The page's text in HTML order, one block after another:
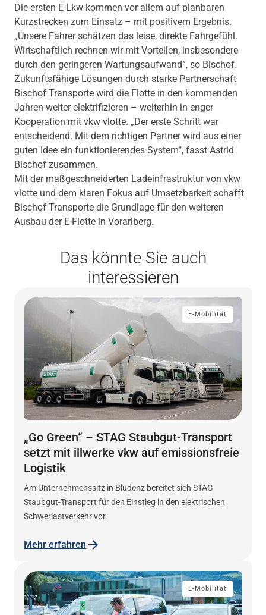
Die ersten E-Lkw kommen vor allem auf planbaren
Kurzstrecken zum Einsatz – mit positivem Ergebnis.
„Unsere Fahrer schätzen das leise, direkte Fahrgefühl.
Wirtschaftlich rechnen wir mit Vorteilen, insbesondere
durch den geringeren Wartungsaufwand“, so Bischof.
Zukunftsfähige Lösungen durch starke Partnerschaft
Bischof Transporte wird die Flotte in den kommenden
Jahren weiter elektrifizieren – weiterhin in enger
Kooperation mit vkw vlotte. „Der erste Schritt war
entscheidend. Mit dem richtigen Partner wird aus einer
guten Idee ein funktionierendes System“, fasst Astrid
Bischof zusammen.
Mit der maßgeschneiderten Ladeinfrastruktur von vkw
vlotte und dem klaren Fokus auf Umsetzbarkeit schafft
Bischof Transporte die Grundlage für den weiteren
Ausbau der E-Flotte in Vorarlberg.
Das könnte Sie auch
interessieren
„Go Green“ – STAG Staubgut-Transport
setzt mit illwerke vkw auf emissionsfreie
Logistik
Am Unternehmenssitz in Bludenz bereitet sich STAG
Staubgut-Transport für den Einstieg in den elektrischen
Schwerlastverkehr vor.
Mehr erfahren
E-Mobilität
E-Mobilität